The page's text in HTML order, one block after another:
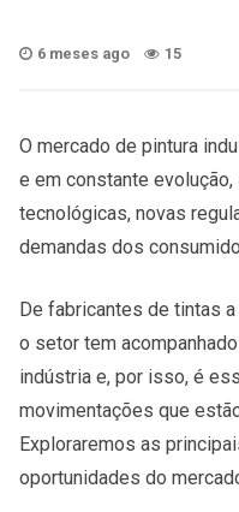
6 meses ago 15
O mercado de pintura
e em constante
tecnológicas, novas
demandas dos
De fabricantes de tintas
o setor tem
indústria e, por isso, é
movimentações que
Exploraremos as
oportunidades do